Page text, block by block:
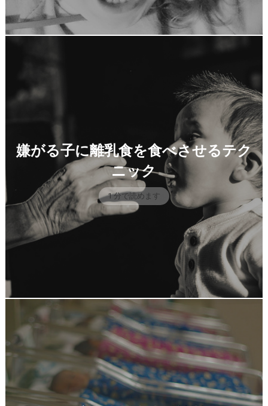
嫌がる子に離乳食を食べさせるテク
ニック
1 分で読めます